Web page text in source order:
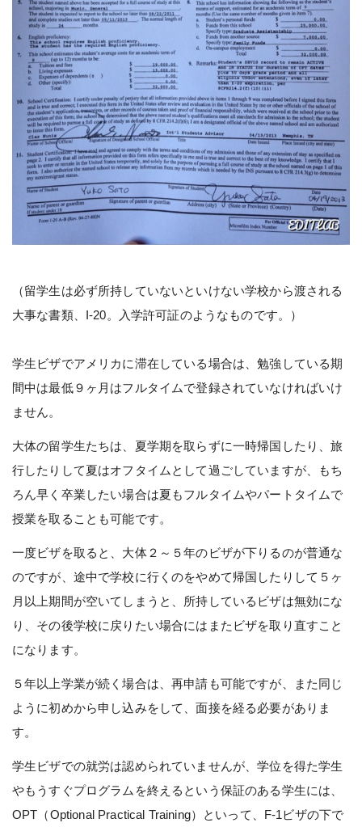
（留学生は必ず所持していないといけない学校から渡される
大事な書類、I-20。入学許可証のようなものです。）
学生ビザでアメリカに滞在している場合は、勉強している期
間中は最低９ヶ月はフルタイムで登録されていなければいけ
ません。
大体の留学生たちは、夏学期を取らずに一時帰国したり、旅
行したりして夏はオフタイムとして過ごしていますが、もち
ろん早く卒業したい場合は夏もフルタイムやパートタイムで
授業を取ることも可能です。
一度ビザを取ると、大体２～５年のビザが下りるのが普通な
のですが、途中で学校に行くのをやめて帰国したりして５ヶ
月以上期間が空いてしまうと、所持しているビザは無効にな
り、その後学校に戻りたい場合にはまたビザを取り直すこと
になります。
５年以上学業が続く場合は、再申請も可能ですが、また同じ
ように初めから申し込みをして、面接を経る必要がありま
す。
学生ビザでの就労は認められていませんが、学位を得た学生
やもうすぐプログラムを終えるという保証のある学生には、
OPT（Optional Practical Training）といって、F-1ビザの下で